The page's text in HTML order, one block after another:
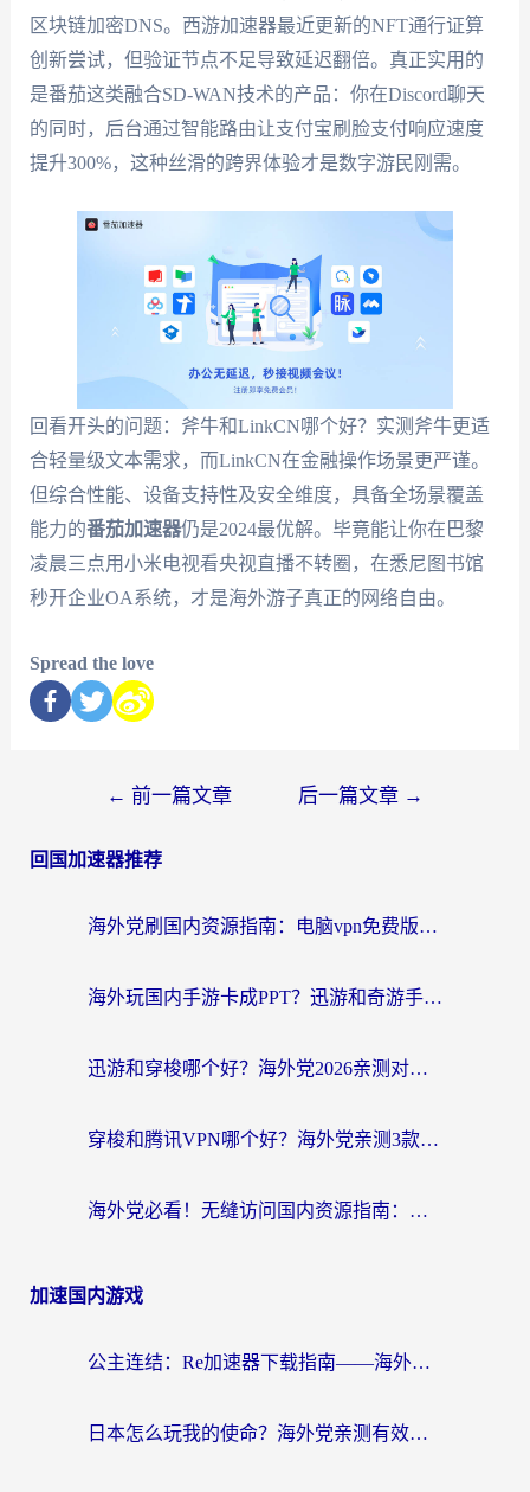
区块链加密DNS。西游加速器最近更新的NFT通行证算
创新尝试，但验证节点不足导致延迟翻倍。真正实用的
是番茄这类融合SD-WAN技术的产品：你在Discord聊天
的同时，后台通过智能路由让支付宝刷脸支付响应速度
提升300%，这种丝滑的跨界体验才是数字游民刚需。
回看开头的问题：斧牛和LinkCN哪个好？实测斧牛更适
合轻量级文本需求，而LinkCN在金融操作场景更严谨。
但综合性能、设备支持性及安全维度，具备全场景覆盖
能力的番茄加速器仍是2024最优解。毕竟能让你在巴黎
凌晨三点用小米电视看央视直播不转圈，在悉尼图书馆
秒开企业OA系统，才是海外游子真正的网络自由。
Spread the love
← 前一篇文章 后一篇文章 →
回国加速器推荐
海外党刷国内资源指南：电脑vpn免费版真的能用吗？选对加速器才是关键
海外玩国内手游卡成PPT？迅游和奇游手游哪个好？附真实VPN评测及番茄加速器体验
迅游和穿梭哪个好？海外党2026亲测对比+免费vs付费选择指南，附番茄加速器实测体验
穿梭和腾讯VPN哪个好？海外党亲测3款热门回国加速器，附避坑指南
海外党必看！无缝访问国内资源指南：从vpn官网下载到加速器选择（附番茄实测）
加速国内游戏
公主连结：Re加速器下载指南——海外党不再错过国服活动的秘密武器
日本怎么玩我的使命？海外党亲测有效的国服游戏加速指南（附避坑技巧）